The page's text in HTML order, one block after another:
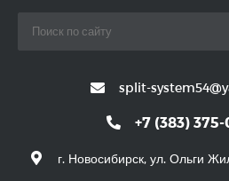
split-
+7 (383)
г. Новосибирск, ул. Ольги